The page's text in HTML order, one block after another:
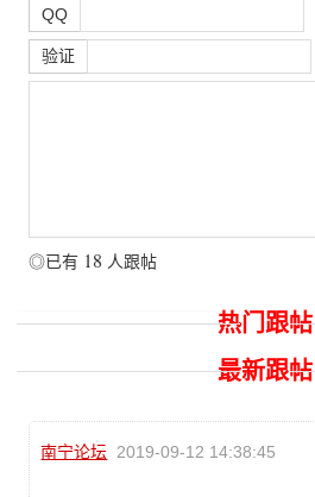
QQ
验证
◎已有 18 人跟帖
热门跟帖
最新跟帖
南宁论坛 2019-09-12 14:38:45